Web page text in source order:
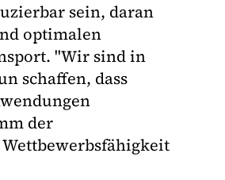
sein, daran
optimalen
"Wir sind in
schaffen, dass
der